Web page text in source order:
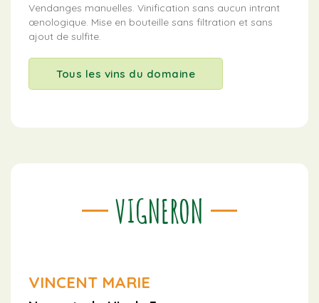
Vendanges manuelles. Vinification sans aucun intrant
œnologique. Mise en bouteille sans filtration et sans
ajout de sulfite.
Tous les vins du domaine
VIGNERON
VINCENT MARIE